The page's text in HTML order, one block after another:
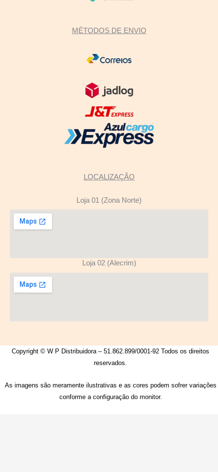
MÉTODOS DE ENVIO
LOCALIZAÇÃO
Loja 01 (Zona Norte)
Loja 02 (Alecrim)
Copyright © W P Distribuidora – 51.862.899/0001-92 Todos os direitos
reservados.
As imagens são meramente ilustrativas e as cores podem sofrer variações
conforme a configuração do monitor.